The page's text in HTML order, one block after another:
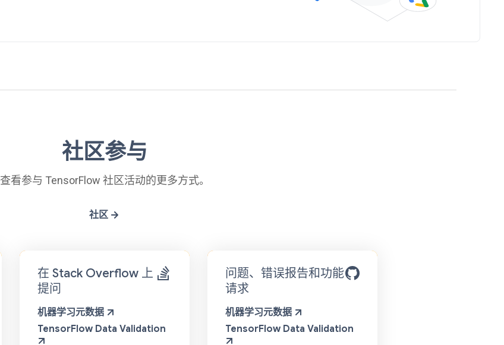
社区参与
查看参与 TensorFlow 社区活动的更多方式。
社区
在 Stack Overflow 上
提问
机器学习元数据
TensorFlow Data Validation
问题、错误报告和功能
请求
机器学习元数据
TensorFlow Data Validation